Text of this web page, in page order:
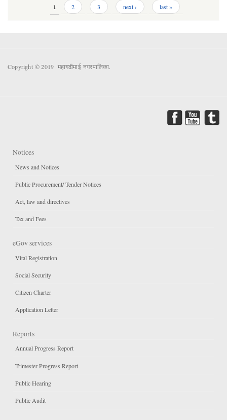
1 2 3 next › last »
Copyright © 2019 महागढीमाई नगरपालिका.
Notices
News and Notices
Public Procurement/ Tender Notices
Act, law and directives
Tax and Fees
eGov services
Vital Registration
Social Security
Citizen Charter
Application Letter
Reports
Annual Progress Report
Trimester Progress Report
Public Hearing
Public Audit